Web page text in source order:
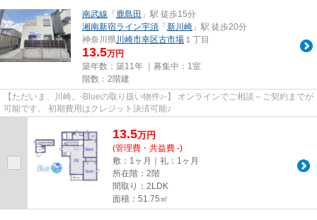
南武線 「 鹿島田 」駅 徒歩15分
湘南新宿ライン宇須 「 新川崎 」駅 徒歩20分
神奈川県川崎市幸区古市場 １丁目
13.5万円
築年数：築11年 ｜募集中： 1室
階数：2階建
【ただいま、川崎。-Blueの取り扱い物件♪-】 オンラインでご相談～ご契約までが
可能です。 初期費用はクレジット決済可能♪
13.5万円
(管理費・共益費 -)
敷：1ヶ月｜礼：1ヶ月
所在階：2階
間取り：2LDK
面積：51.75㎡